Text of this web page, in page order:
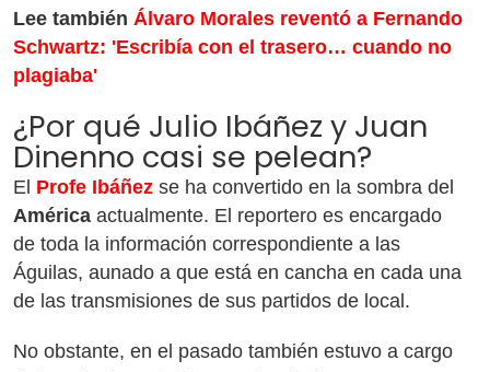
Lee también Álvaro Morales reventó a Fernando
Schwartz: 'Escribía con el trasero… cuando no
plagiaba'
¿Por qué Julio Ibáñez y Juan
Dinenno casi se pelean?
El Profe Ibáñez se ha convertido en la sombra del
América actualmente. El reportero es encargado
de toda la información correspondiente a las
Águilas, aunado a que está en cancha en cada una
de las transmisiones de sus partidos de local.
No obstante, en el pasado también estuvo a cargo